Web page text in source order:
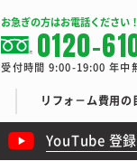
お急ぎの方はお電話ください！
0120-
受付時間 9:00-19:00 年中
リフォ－ム費用の
YouTube 登